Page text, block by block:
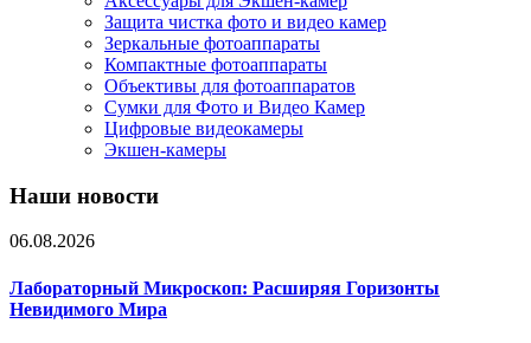
Защита чистка фото и видео камер
Зеркальные фотоаппараты
Компактные фотоаппараты
Объективы для фотоаппаратов
Сумки для Фото и Видео Камер
Цифровые видеокамеры
Экшен-камеры
Наши новости
06.08.2026
Лабораторный Микроскоп: Расширяя Горизонты
Невидимого Мира